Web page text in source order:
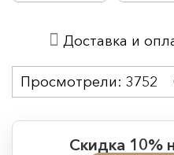
Скидка 10%
Просмотрели: 3752
Доставка и